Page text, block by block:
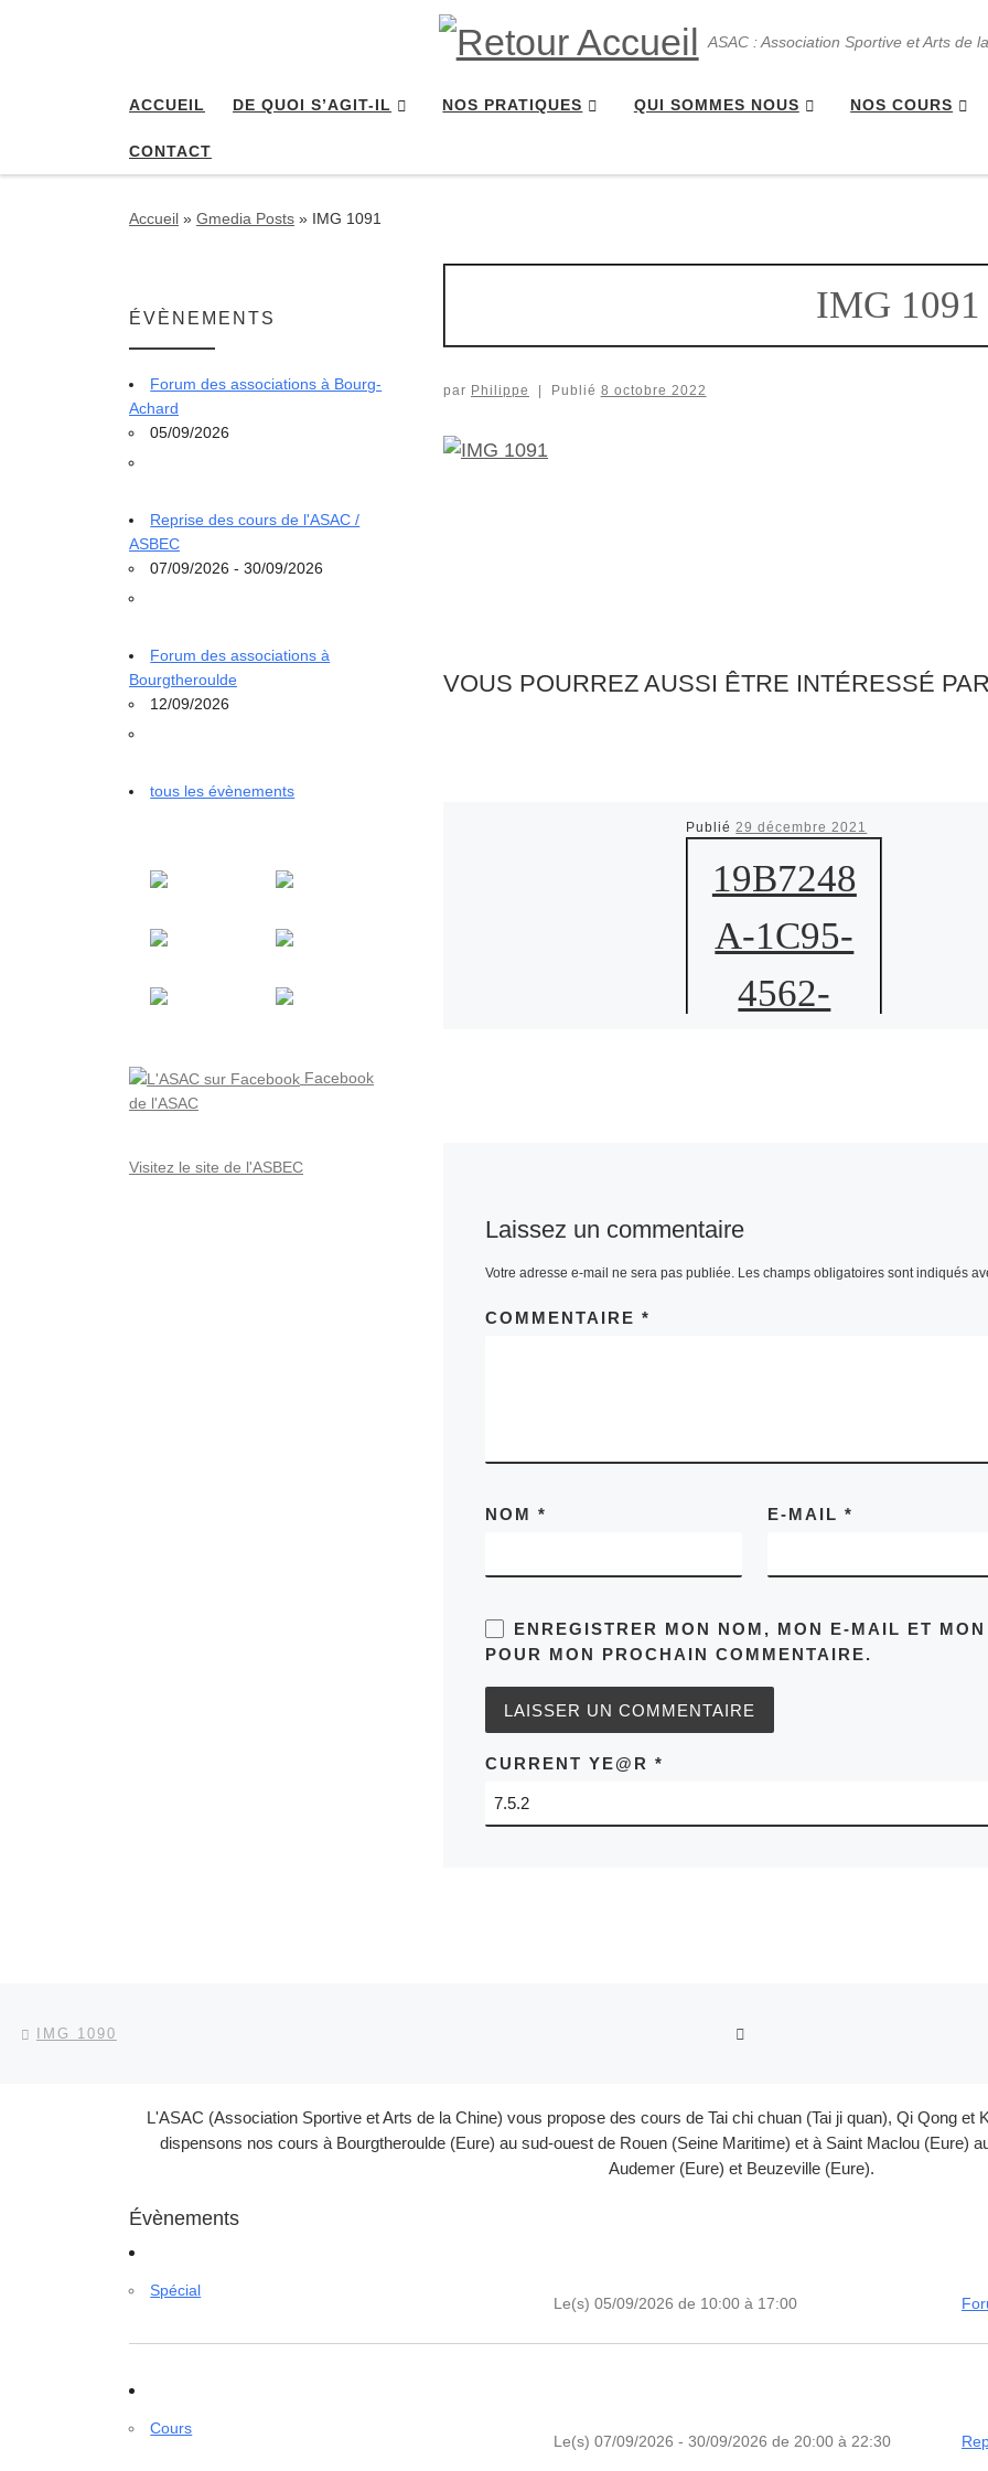
ASAC : Association Sportive et Arts de
ACCUEIL DE QUOI S’AGIT-IL NOS PRATIQUES QUI SOMMES NOUS NOS COURS
CONTACT
Accueil » Gmedia Posts » IMG 1091
IMG 1091
par Philippe Publié 8 octobre 2022
VOUS POURREZ AUSSI ÊTRE INTÉRESSÉ PAR
Publié29 décembre 2021
19B7248
A-1C95-
4562-
Laissez un commentaire
Votre adresse e-mail ne sera pas publiée. Les champs obligatoires sont indiqués
COMMENTAIRE *
NOM * E-MAIL *
ENREGISTRER MON NOM, MON E-MAIL ET
POUR MON PROCHAIN COMMENTAIRE.
CURRENT YE@R *
ÉVÈNEMENTS
Forum des associations à Bourg-
Achard
05/09/2026
Reprise des cours de l'ASAC /
ASBEC
07/09/2026 - 30/09/2026
Forum des associations à
Bourgtheroulde
12/09/2026
tous les évènements
Facebook
de l'ASAC
Visitez le site de l'ASBEC
Parcourir les articles
IMG 1090
L'ASAC (Association Sportive et Arts de la Chine) vous propose des cours de Tai chi chuan (Tai ji quan), Qi Qong et
dispensons nos cours à Bourgtheroulde (Eure) au sud-ouest de Rouen (Seine Maritime) et à Saint Maclou (Eure)
Audemer (Eure) et Beuzeville (Eure).
Évènements
Spécial
Le(s) 05/09/2026 de 10:00 à 17:00
Cours
Le(s) 07/09/2026 - 30/09/2026 de 20:00 à 22:30